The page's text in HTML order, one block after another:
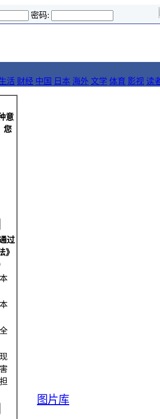
密码:
活 财经 中国 日本 海外 文学 体育 影视 读
意
您
过
》
图片库